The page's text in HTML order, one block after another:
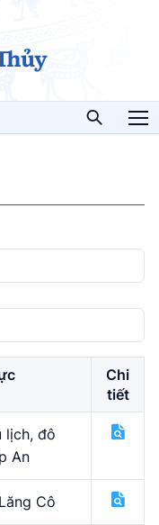
Chi
tiết
lịch, đô
An
Cô